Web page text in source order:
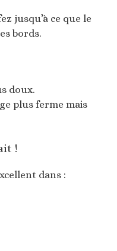
jusqu’à ce que le
bords.
doux.
plus ferme mais
!
dans :